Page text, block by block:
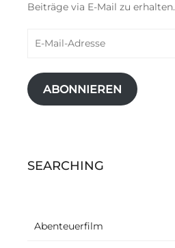
Beiträge via E-Mail zu erhalten.
Mail-
ABONNIEREN
SEARCHING
Abenteuerfilm